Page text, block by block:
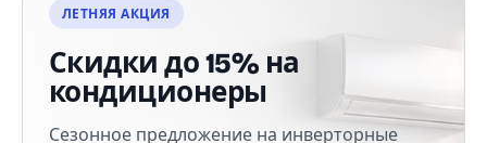
ЛЕТНЯЯ АКЦИЯ
Скидки до 15% на
кондиционеры
Сезонное предложение на инверторные